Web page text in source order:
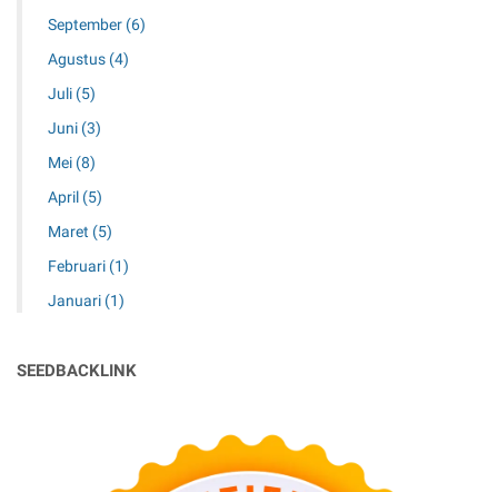
September (6)
Agustus (4)
Juli (5)
Juni (3)
Mei (8)
April (5)
Maret (5)
Februari (1)
Januari (1)
SEEDBACKLINK